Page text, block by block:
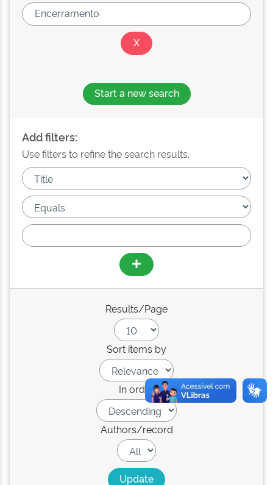
Start a new search
Add filters:
Use filters to refine the search results.
Results/Page
Sort items by
In order
Authors/record